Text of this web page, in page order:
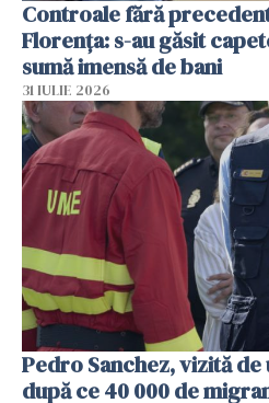
Controale fără
Florența: s-au găsit
sumă imensă de bani
31 IULIE 2026
Pedro Sanchez, vizită
după ce 40 000 de